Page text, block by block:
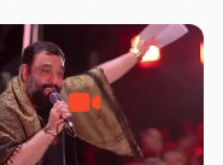
جانا جانا ابی عبدالله – کربلایی